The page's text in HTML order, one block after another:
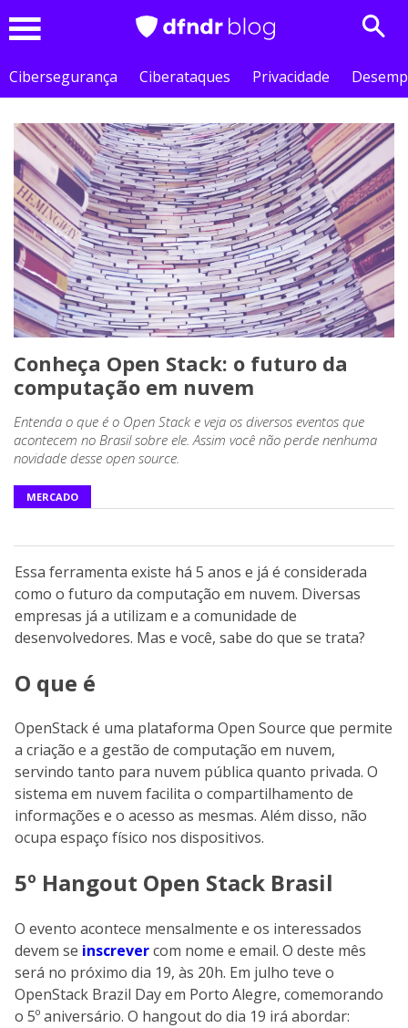
Cibersegurança
Ciberataques Privacidade
Conheça Open Stack: o futuro da
computação em nuvem
Entenda o que é o Open Stack e veja os diversos eventos que
acontecem no Brasil sobre ele. Assim você não perde nenhuma
novidade desse open source.
MERCADO
Essa ferramenta existe há 5 anos e já é considerada
como o futuro da computação em nuvem. Diversas
empresas já a utilizam e a comunidade de
desenvolvedores. Mas e você, sabe do que se trata?
O que é
OpenStack é uma plataforma Open Source que permite
a criação e a gestão de computação em nuvem,
servindo tanto para nuvem pública quanto privada. O
sistema em nuvem facilita o compartilhamento de
informações e o acesso as mesmas. Além disso, não
ocupa espaço físico nos dispositivos.
5º Hangout Open Stack Brasil
O evento acontece mensalmente e os interessados
devem se inscrevercom nome e email. O deste mês
será no próximo dia 19, às 20h. Em julho teve o
OpenStack Brazil Day em Porto Alegre, comemorando
o 5º aniversário. O hangout do dia 19 irá abordar: